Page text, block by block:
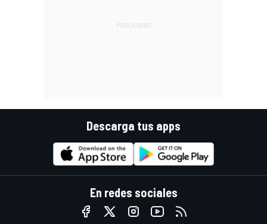
Descarga tus apps
En redes sociales